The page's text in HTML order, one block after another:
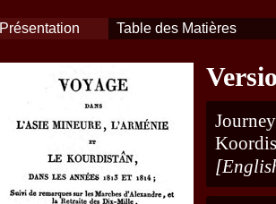
Présentation Table des Matières